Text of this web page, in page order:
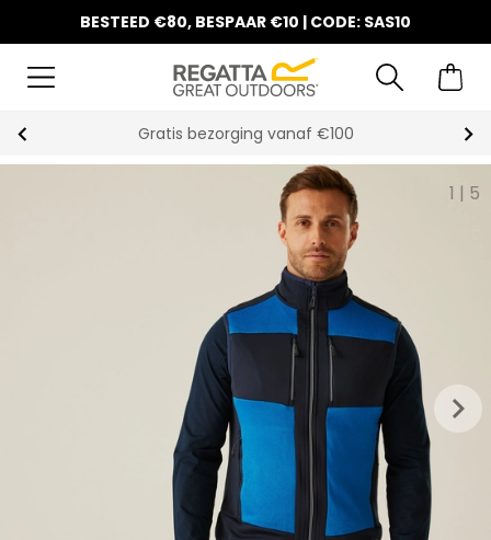
BESTEED €80, BESPAAR €10 | CODE: SAS10
Gratis bezorging vanaf €100
1 | 5
keyboard_arrow_right